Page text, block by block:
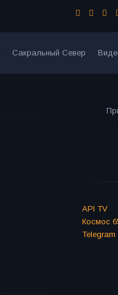
Сакральный Север
API TV
Космос
Telegram